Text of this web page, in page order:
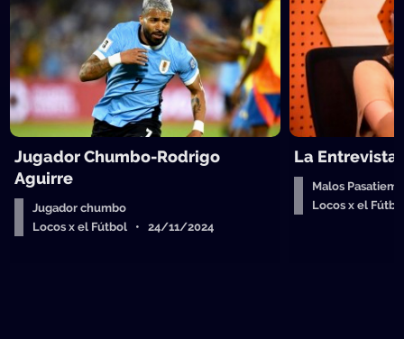
Jugador Chumbo-Rodrigo
Aguirre
Jugador chumbo
Locos x el Fútbol • 24/11/2024
La
Malos
Locos x el